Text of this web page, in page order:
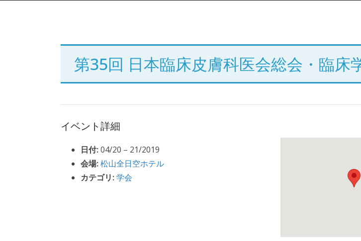
第35回 日本臨床皮膚科医会総会・臨床
イベント詳細
日付:04/20 – 21/2019
会場:松山全日空ホテル
カテゴリ:学会